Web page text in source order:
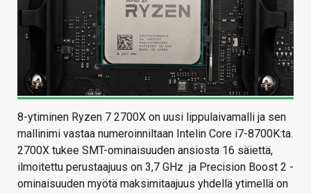
8-ytiminen Ryzen 7 2700X on uusi lippulaivamalli ja sen
mallinimi vastaa numeroinniltaan Intelin Core i7-8700K:ta.
2700X tukee SMT-ominaisuuden ansiosta 16 säiettä,
ilmoitettu perustaajuus on 3,7 GHz ja Precision Boost 2 -
ominaisuuden myötä maksimitaajuus yhdellä ytimellä on